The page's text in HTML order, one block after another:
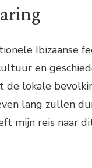
Ibizaanse
en
de lokale
lang zullen
mijn reis naar